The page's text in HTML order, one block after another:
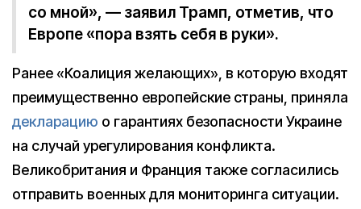
со мной», — заявил Трамп, отметив, что
Европе «пора взять себя в руки».
Ранее «Коалиция желающих», в которую входят
преимущественно европейские страны, приняла
декларацию о гарантиях безопасности Украине
на случай урегулирования конфликта.
Великобритания и Франция также согласились
отправить военных для мониторинга ситуации.